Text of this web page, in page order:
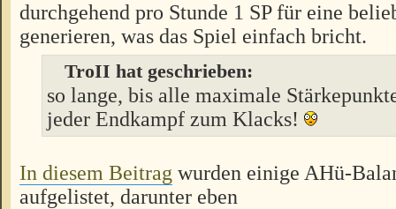
durchgehend pro Stunde 1 SP für eine
generieren, was das Spiel einfach bricht.
TroII hat geschrieben:
so lange, bis alle maximale
jeder Endkampf zum Klacks!
In diesem Beitrag wurden einige AHü-
aufgelistet, darunter eben